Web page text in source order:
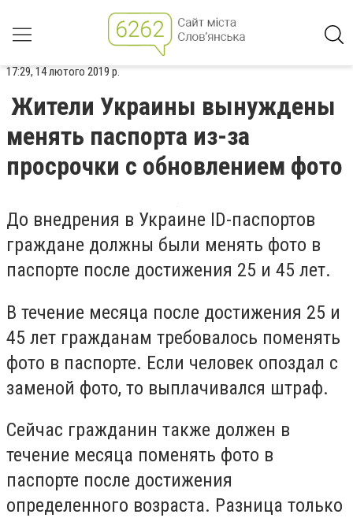
17:29, 14 лютого 2019 р.
Жители Украины вынуждены
менять паспорта из-за
просрочки с обновлением фото
До внедрения в Украине ID-паспортов
граждане должны были менять фото в
паспорте после достижения 25 и 45 лет.
В течение месяца после достижения 25 и
45 лет гражданам требовалось поменять
фото в паспорте. Если человек опоздал с
заменой фото, то выплачивался штраф.
Сейчас гражданин также должен в
течение месяца поменять фото в
паспорте после достижения
определенного возраста. Разница только